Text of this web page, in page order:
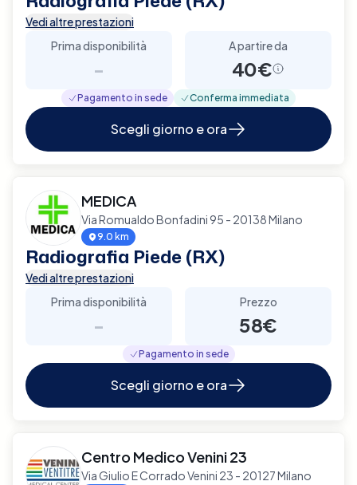
Vedi altre prestazioni
Prima disponibilità
-
A partire da
40€
Pagamento in sede Conferma immediata
Scegli giorno e ora
MEDICA
Via Romualdo Bonfadini 95 - 20138 Milano
9.0 km
Radiografia Piede (RX)
Vedi altre prestazioni
Prima disponibilità
-
Prezzo
58€
Pagamento in sede
Scegli giorno e ora
Centro Medico Venini 23
Via Giulio E Corrado Venini 23 - 20127 Milano